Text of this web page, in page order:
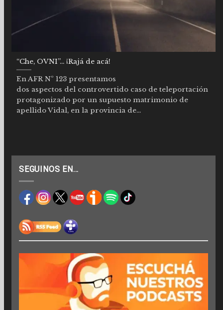
“Che, OVNI”… ¡Rajá de acá!
En AFR Nº 123 presentamos
dos aspectos del controvertido caso de teleportación
protagonizado por un supuesto matrimonio de
apellido Vidal, en la provincia de...
SEGUINOS EN…